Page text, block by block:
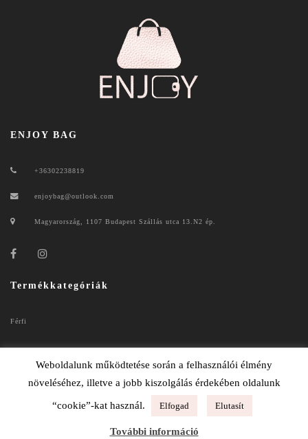
ENJOY BAG
+36302238819
enjoybag@outlook.com
Magyarország, 1107 Budapest Szállás utca 13.N2 ép.
Termékkategóriák
Férfi
ADATKEZELÉSI TÁJÉKOZTATÓ
Weboldalunk működtetése során a felhasználói élmény
növeléséhez, illetve a jobb kiszolgálás érdekében oldalunk
“cookie”-kat használ. Elfogad Elutasít
További információ